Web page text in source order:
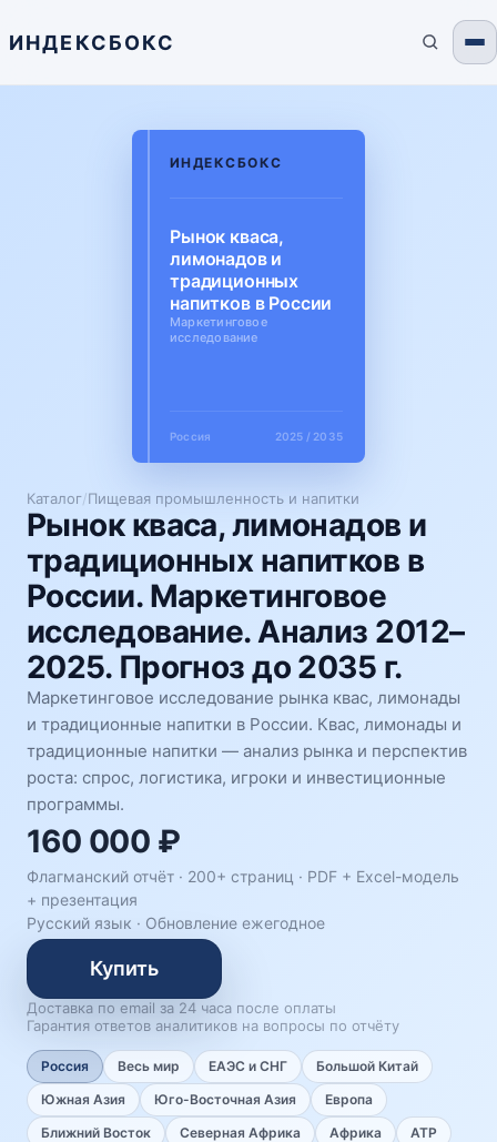
ИНДЕКСБОКС
Каталог/Пищевая промышленность и напитки
Рынок кваса, лимонадов и
традиционных напитков в
России. Маркетинговое
исследование. Анализ 2012–
2025. Прогноз до 2035 г.
Маркетинговое исследование рынка квас, лимонады
и традиционные напитки в России. Квас, лимонады и
традиционные напитки — анализ рынка и перспектив
роста: спрос, логистика, игроки и инвестиционные
программы.
160 000 ₽
Флагманский отчёт · 200+ страниц · PDF + Excel-модель
+ презентация
Русский язык · Обновление ежегодное
Купить
Доставка по email за 24 часа после оплаты
Гарантия ответов аналитиков на вопросы по отчёту
Россия Весь мир ЕАЭС и СНГ
Большой Китай
Южная Азия
Юго-Восточная Азия
Европа
Ближний Восток
Северная Африка Африка
АТР
ИНДЕКСБОКС
Рынок кваса,
лимонадов и
традиционных
напитков в России
Маркетинговое
исследование
Россия 2025 / 2035